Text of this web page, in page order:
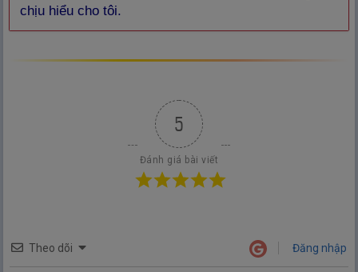
chịu hiểu cho tôi.
5
Đánh giá bài viết
Theo dõi Đăng nhập